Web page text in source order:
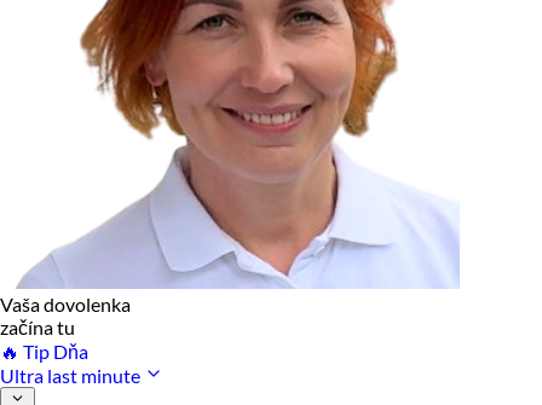
Vaša dovolenka
začína tu
🔥 Tip Dňa
Ultra last minute
Reklamné úložisko
Reklamné používateľské dáta
Personalizácia reklám
Povoliť vybrané
Odmietnuť